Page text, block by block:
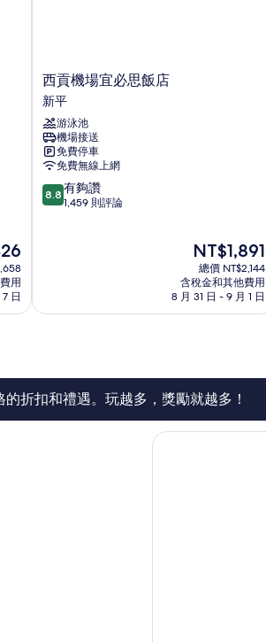
用
日
西
貢
機
場
宜
必
思
飯
店
西貢機場宜必思飯店
新平
游泳池
機場接送
免費停車
免費無線上網
8.8
分，
讚，
論
8.8 有夠讚
1,459 則評論
現
在
價
格
為
NT$1,891
總價 NT$2,144
含稅金和其他費用
8 月 31 日 - 9 月 1 日
折扣和禮遇。玩越多，獎勵就越多！